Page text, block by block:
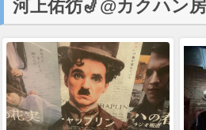
河上佑彷🎷@カクハン